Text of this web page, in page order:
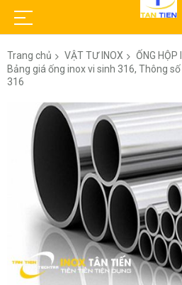
Trang chủ VẬT TƯ INOX ỐNG HỘP
Bảng giá ống inox vi sinh 316, Thông
316